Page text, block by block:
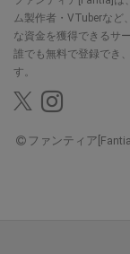
ム製作者・VTuberなど、
な資金を獲得できるサ
誰でも無料で登録でき
す。
ファンティア[Fantia]